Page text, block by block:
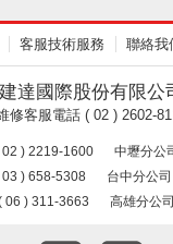
客服技術服務 聯絡我
建達國際股份有限公
修客服電話 ( 02 ) 2602-
02 ) 2219-1600
中壢分公
) 658-5308
台中分公
06 ) 311-3663
高雄分公